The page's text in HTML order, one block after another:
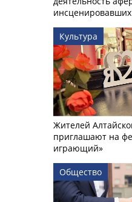
Культура
Жителей
приглашают на
играющий»
Общество